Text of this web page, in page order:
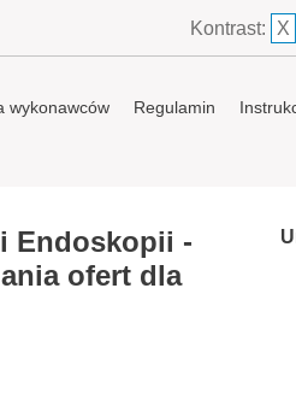
Kontrast: X
wykonawców Regulamin
Endoskopii -
ofert dla